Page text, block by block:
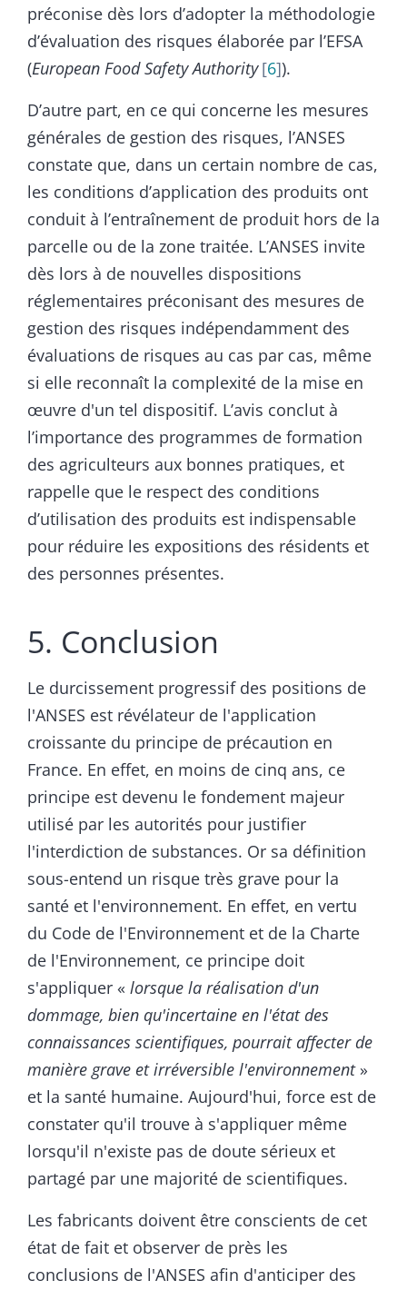
préconise dès lors d’adopter la méthodologie
d’évaluation des risques élaborée par l’EFSA
(European Food Safety Authority 6 ).
D’autre part, en ce qui concerne les mesures
générales de gestion des risques, l’ANSES
constate que, dans un certain nombre de cas,
les conditions d’application des produits ont
conduit à l’entraînement de produit hors de la
parcelle ou de la zone traitée. L’ANSES invite
dès lors à de nouvelles dispositions
réglementaires préconisant des mesures de
gestion des risques indépendamment des
évaluations de risques au cas par cas, même
si elle reconnaît la complexité de la mise en
œuvre d'un tel dispositif. L’avis conclut à
l’importance des programmes de formation
des agriculteurs aux bonnes pratiques, et
rappelle que le respect des conditions
d’utilisation des produits est indispensable
pour réduire les expositions des résidents et
des personnes présentes.
5. Conclusion
Le durcissement progressif des positions de
l'ANSES est révélateur de l'application
croissante du principe de précaution en
France. En effet, en moins de cinq ans, ce
principe est devenu le fondement majeur
utilisé par les autorités pour justifier
l'interdiction de substances. Or sa définition
sous-entend un risque très grave pour la
santé et l'environnement. En effet, en vertu
du Code de l'Environnement et de la Charte
de l'Environnement, ce principe doit
s'appliquer « lorsque la réalisation d'un
dommage, bien qu'incertaine en l'état des
connaissances scientifiques, pourrait affecter de
manière grave et irréversible l'environnement»
et la santé humaine. Aujourd'hui, force est de
constater qu'il trouve à s'appliquer même
lorsqu'il n'existe pas de doute sérieux et
partagé par une majorité de scientifiques.
Les fabricants doivent être conscients de cet
état de fait et observer de près les
conclusions de l'ANSES afin d'anticiper des